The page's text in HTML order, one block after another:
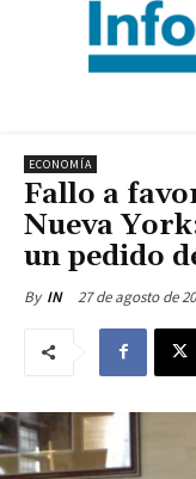
ECONOMÍA
Fallo a
Nueva
un pedido
By IN 27 de agosto de